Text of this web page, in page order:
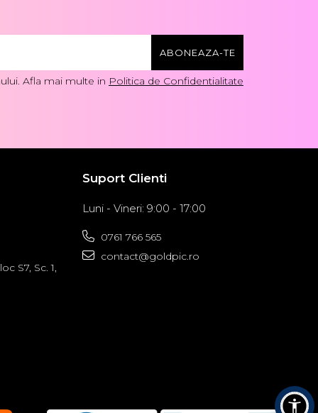
Afla mai multe in Politica de Confidentialitate
S7, Sc. 1,
Suport Clienti
Luni - Vineri: 9:00 - 17:00
0761 766 565
contact@goldpic.ro